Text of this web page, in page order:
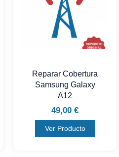
Reparar Cobertura
Samsung Galaxy
A12
49,00 €
Ver Producto